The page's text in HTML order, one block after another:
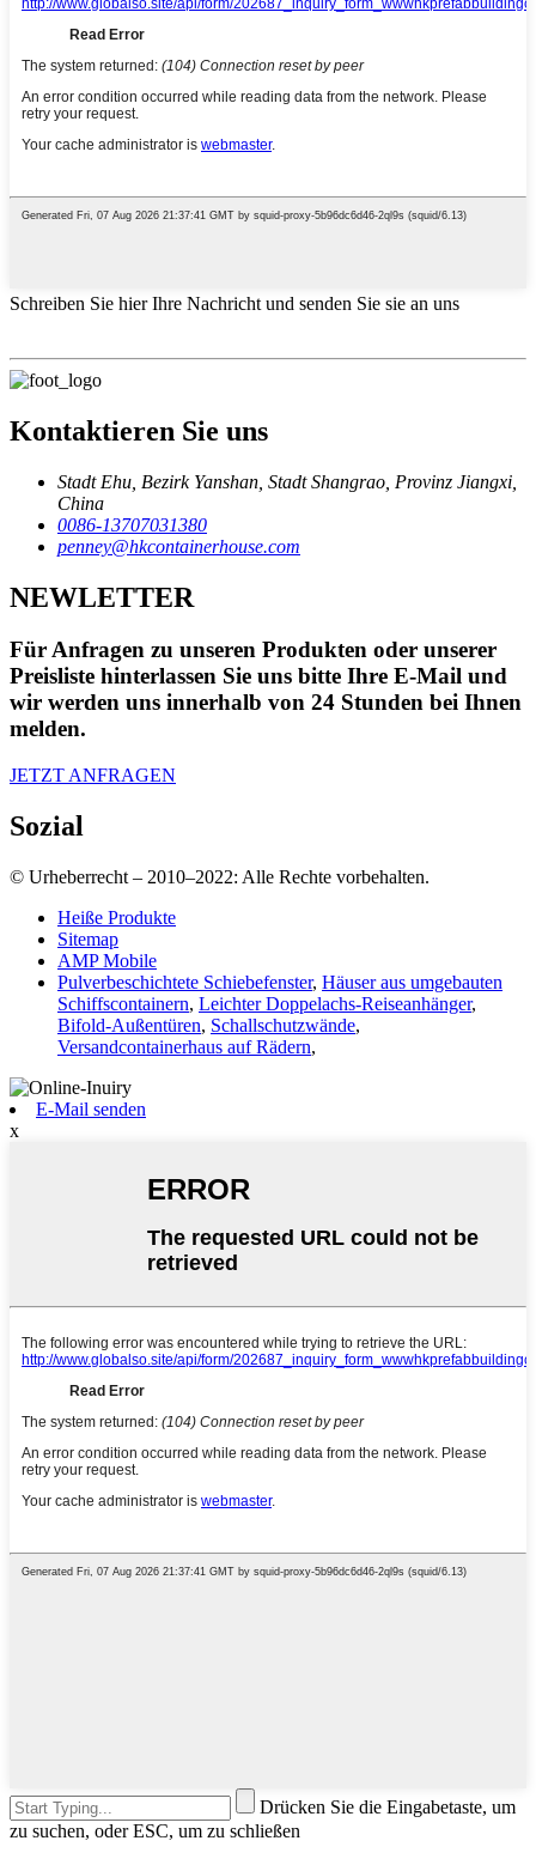
Schreiben Sie hier Ihre Nachricht und senden Sie sie an uns
Kontaktieren Sie uns
Stadt Ehu, Bezirk Yanshan, Stadt Shangrao, Provinz Jiangxi,
China
0086-13707031380
penney@hkcontainerhouse.com
NEWLETTER
Für Anfragen zu unseren Produkten oder unserer
Preisliste hinterlassen Sie uns bitte Ihre E-Mail und
wir werden uns innerhalb von 24 Stunden bei Ihnen
melden.
JETZT ANFRAGEN
Sozial
© Urheberrecht – 2010–2022: Alle Rechte vorbehalten.
Heiße Produkte
Sitemap
AMP Mobile
Pulverbeschichtete Schiebefenster, Häuser aus umgebauten
Schiffscontainern, Leichter Doppelachs-Reiseanhänger,
Bifold-Außentüren, Schallschutzwände,
Versandcontainerhaus auf Rädern,
E-Mail senden
x
Drücken Sie die Eingabetaste, um
zu suchen, oder ESC, um zu schließen